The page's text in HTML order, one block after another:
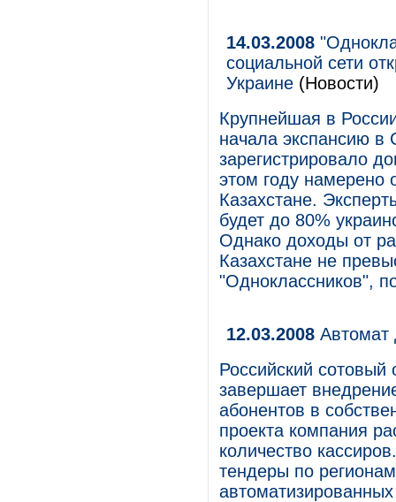
14.03.2008
социальной сети
Украине (Новости)
Крупнейшая в
начала экспансию
зарегистрировало
этом году намерено
Казахстане.
будет до 80%
Однако доходы от
Казахстане не
"Одноклассников",
12.03.2008 Автомат
Российский
завершает
абонентов в
проекта компания
количество
тендеры по